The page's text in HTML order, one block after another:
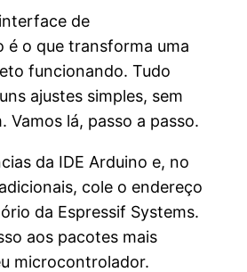
de
é o que transforma uma
funcionando. Tudo
ajustes simples, sem
Vamos lá, passo a passo.
da IDE Arduino e, no
cole o endereço
da Espressif Systems.
aos pacotes mais
microcontrolador.